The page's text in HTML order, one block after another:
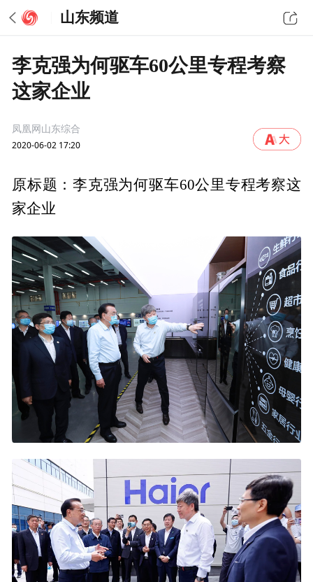
山东频道
李克强为何驱车60公里专程考察
这家企业
凤凰网山东综合
2020-06-02 17:20
原标题：李克强为何驱车60公里专程考察这
家企业